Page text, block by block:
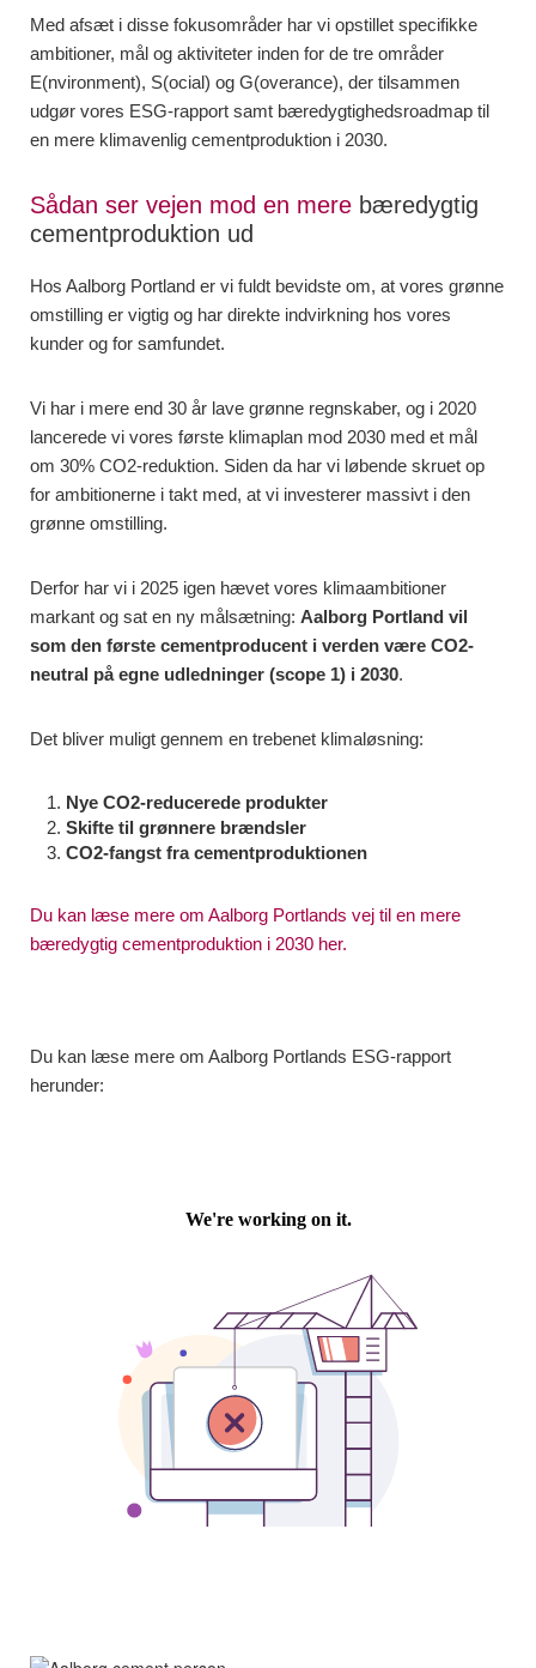
Med afsæt i disse fokusområder har vi opstillet specifikke
ambitioner, mål og aktiviteter inden for de tre områder
E(nvironment), S(ocial) og G(overance), der tilsammen
udgør vores ESG-rapport samt bæredygtighedsroadmap til
en mere klimavenlig cementproduktion i 2030.
Sådan ser vejen mod en mere bæredygtig
cementproduktion ud
Hos Aalborg Portland er vi fuldt bevidste om, at vores grønne
omstilling er vigtig og har direkte indvirkning hos vores
kunder og for samfundet.
Vi har i mere end 30 år lave grønne regnskaber, og i 2020
lancerede vi vores første klimaplan mod 2030 med et mål
om 30% CO2-reduktion. Siden da har vi løbende skruet op
for ambitionerne i takt med, at vi investerer massivt i den
grønne omstilling.
Derfor har vi i 2025 igen hævet vores klimaambitioner
markant og sat en ny målsætning: Aalborg Portland vil
som den første cementproducent i verden være CO2-
neutral på egne udledninger (scope 1) i 2030.
Det bliver muligt gennem en trebenet klimaløsning:
Nye CO2-reducerede produkter
Skifte til grønnere brændsler
CO2-fangst fra cementproduktionen
Du kan læse mere om Aalborg Portlands vej til en mere
bæredygtig cementproduktion i 2030 her.
Du kan læse mere om Aalborg Portlands ESG-rapport
herunder: